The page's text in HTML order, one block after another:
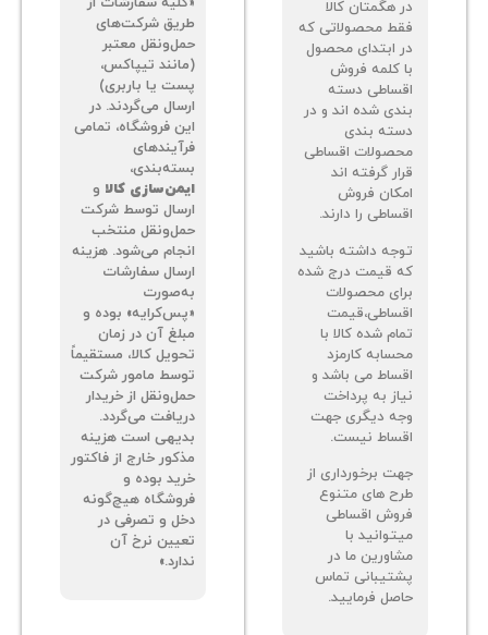
محصولاتی که
ابتدای محصول
شده اند و در
اقساطی
را دارند.
داشته باشید
قیمت درج شده
شده کالا با
می باشد و
به پرداخت
دیگری جهت
برخورداری از
های متنوع
تماس
طریق شرکت‌های
حمل‌ونقل معتبر
(مانند تیپاکس،
پست یا باربری)
ارسال می‌گردند. در
این فروشگاه، تمامی
ایمن‌سازی کالاو
ارسال توسط شرکت
حمل‌ونقل منتخب
انجام می‌شود. هزینه
ارسال سفارشات
«پس‌کرایه» بوده و
مبلغ آن در زمان
تحویل کالا، مستقیماً
توسط مامور شرکت
حمل‌ونقل از خریدار
دریافت می‌گردد.
بدیهی است هزینه
مذکور خارج از فاکتور
فروشگاه هیچ‌گونه
دخل و تصرفی در